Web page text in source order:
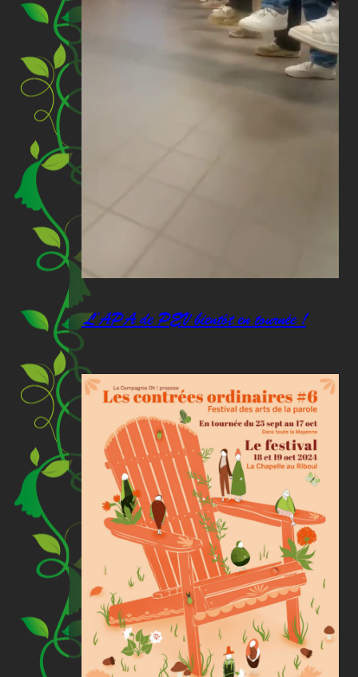
L’APA de PEV bientôt en tournée !